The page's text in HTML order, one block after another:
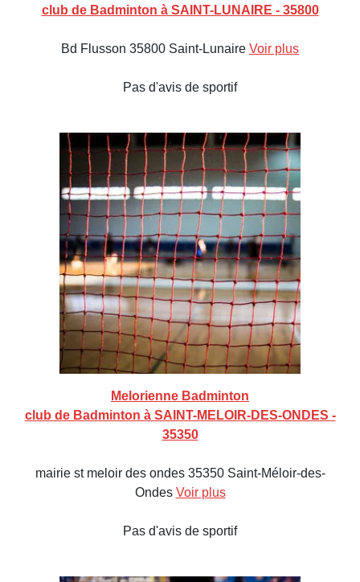
club de Badminton à SAINT-LUNAIRE - 35800
Bd Flusson 35800 Saint-Lunaire Voir plus
Pas d'avis de sportif
Melorienne Badminton
club de Badminton à SAINT-MELOIR-DES-ONDES -
35350
mairie st meloir des ondes 35350 Saint-Méloir-des-
Ondes Voir plus
Pas d'avis de sportif